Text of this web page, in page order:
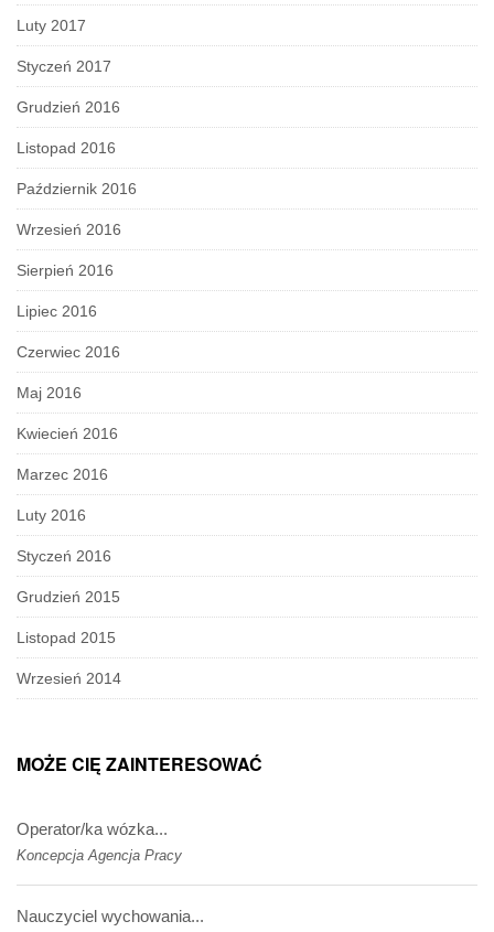
Luty 2017
Styczeń 2017
Grudzień 2016
Listopad 2016
Październik 2016
Wrzesień 2016
Sierpień 2016
Lipiec 2016
Czerwiec 2016
Maj 2016
Kwiecień 2016
Marzec 2016
Luty 2016
Styczeń 2016
Grudzień 2015
Listopad 2015
Wrzesień 2014
MOŻE CIĘ ZAINTERESOWAĆ
Operator/ka wózka...
Koncepcja Agencja Pracy
Nauczyciel wychowania...